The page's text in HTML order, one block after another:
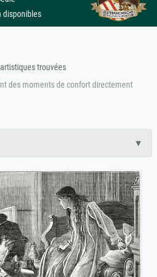
disponibles
trouvées
des moments de confort directement